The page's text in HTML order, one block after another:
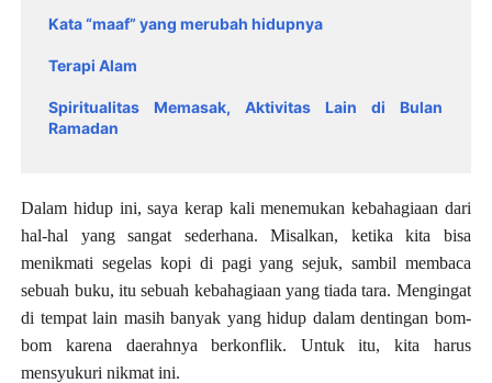
Kata “maaf” yang merubah hidupnya
Terapi Alam
Spiritualitas Memasak, Aktivitas Lain di Bulan
Ramadan
Dalam hidup ini, saya kerap kali menemukan kebahagiaan dari
hal-hal yang sangat sederhana. Misalkan, ketika kita bisa
menikmati segelas kopi di pagi yang sejuk, sambil membaca
sebuah buku, itu sebuah kebahagiaan yang tiada tara. Mengingat
di tempat lain masih banyak yang hidup dalam dentingan bom-
bom karena daerahnya berkonflik. Untuk itu, kita harus
mensyukuri nikmat ini.